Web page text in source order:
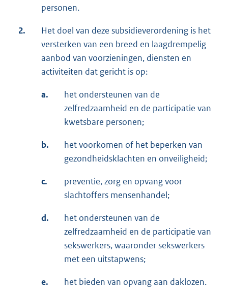
personen.
2.
Het doel van deze subsidieverordening is het
versterken van een breed en laagdrempelig
aanbod van voorzieningen, diensten en
activiteiten dat gericht is op:
a.
het ondersteunen van de
zelfredzaamheid en de participatie van
kwetsbare personen;
b.
het voorkomen of het beperken van
gezondheidsklachten en onveiligheid;
c.
preventie, zorg en opvang voor
slachtoffers mensenhandel;
d.
het ondersteunen van de
zelfredzaamheid en de participatie van
sekswerkers, waaronder sekswerkers
met een uitstapwens;
e. het bieden van opvang aan daklozen.